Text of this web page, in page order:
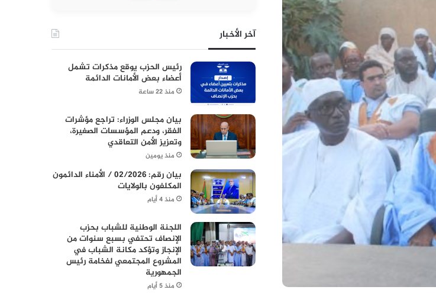
آخر الأخبار
رئيس الحزب يوقع مذكرات تشمل
أعضاء بعض الأمانات الدائمة
منذ 22 ساعة
بيان مجلس الوزراء: تراجع مؤشرات
الفقر، ودعم المؤسسات الصغيرة،
وتعزيز الأمن التعاقدي
منذ يومين
بيان رقم: 02/2026 / الأمناء الدائمون
المكلفون بالولايات
منذ 4 أيام
اللجنة الوطنية للشباب بحزب
الإنصاف تحتفي بسبع سنوات من
الإنجاز وتؤكد مكانة الشباب في
المشروع المجتمعي لفخامة رئيس
الجمهورية
منذ 5 أيام